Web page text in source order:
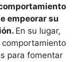
empeorar su
En su lugar,
para fomentar